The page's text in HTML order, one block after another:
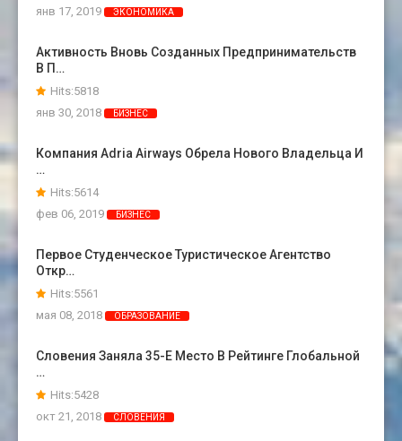
янв 17, 2019
ЭКОНОМИКА
Активность Вновь Созданных Предпринимательств
В П…
Hits:5818
янв 30, 2018
БИЗНЕС
Компания Adria Airways Обрела Нового Владельца И
…
Hits:5614
фев 06, 2019
БИЗНЕС
Первое Студенческое Туристическое Агентство
Откр…
Hits:5561
мая 08, 2018
ОБРАЗОВАНИЕ
Словения Заняла 35-Е Место В Рейтинге Глобальной
…
Hits:5428
окт 21, 2018
СЛОВЕНИЯ